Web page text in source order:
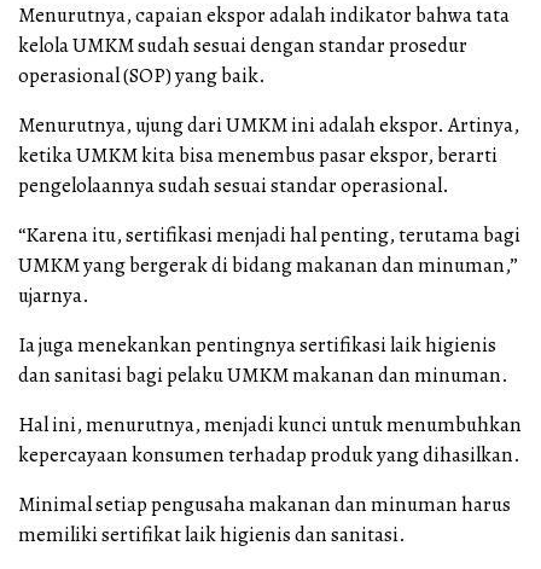
Menurutnya, capaian ekspor adalah indikator bahwa tata
kelola UMKM sudah sesuai dengan standar prosedur
operasional (SOP) yang baik.
Menurutnya, ujung dari UMKM ini adalah ekspor. Artinya,
ketika UMKM kita bisa menembus pasar ekspor, berarti
pengelolaannya sudah sesuai standar operasional.
“Karena itu, sertifikasi menjadi hal penting, terutama bagi
UMKM yang bergerak di bidang makanan dan minuman,”
ujarnya.
Ia juga menekankan pentingnya sertifikasi laik higienis
dan sanitasi bagi pelaku UMKM makanan dan minuman.
Hal ini, menurutnya, menjadi kunci untuk menumbuhkan
kepercayaan konsumen terhadap produk yang dihasilkan.
Minimal setiap pengusaha makanan dan minuman harus
memiliki sertifikat laik higienis dan sanitasi.